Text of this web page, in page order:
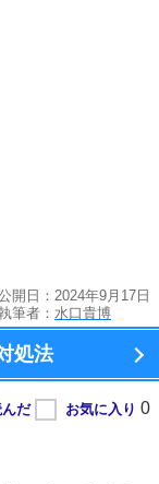
開日：2024年9月17日
筆者： 水口貴博
処法